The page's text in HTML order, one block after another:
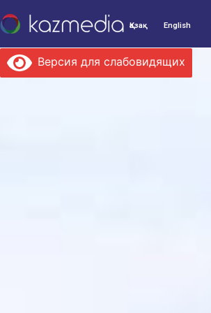
Қазақ English
Версия для слабовидящих